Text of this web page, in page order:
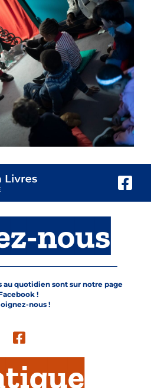
nous
au quotidien sont sur notre page
!
nous !